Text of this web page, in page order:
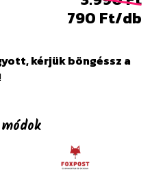
790 Ft/db
kérjük böngéssz a